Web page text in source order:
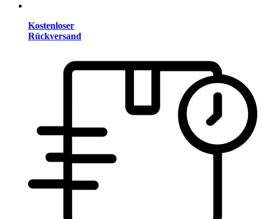
Kostenloser
Rückversand